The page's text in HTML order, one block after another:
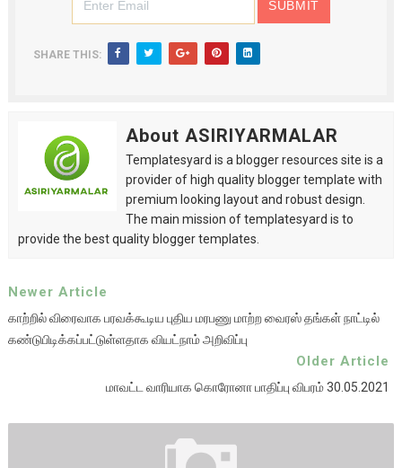
SHARE THIS:
About ASIRIYARMALAR
Templatesyard is a blogger resources site is a
provider of high quality blogger template with
premium looking layout and robust design.
The main mission of templatesyard is to
provide the best quality blogger templates.
Newer Article
காற்றில் விரைவாக பரவக்கூடிய புதிய மரபணு மாற்ற வைரஸ் தங்கள் நாட்டில்
கண்டுபிடிக்கப்பட்டுள்ளதாக வியட்நாம் அறிவிப்பு
Older Article
மாவட்ட வாரியாக கொரோனா பாதிப்பு விபரம் 30.05.2021